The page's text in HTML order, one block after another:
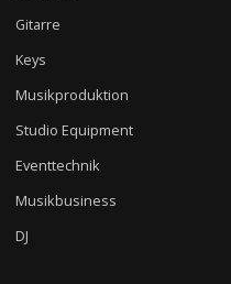
Gitarre
Keys
Musikproduktion
Studio Equipment
Eventtechnik
Musikbusiness
DJ